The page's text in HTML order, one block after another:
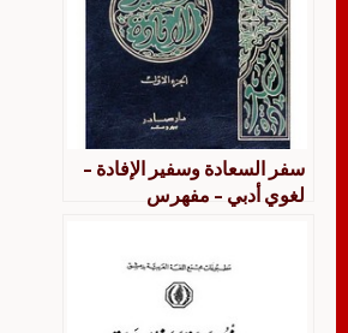
سفر السعادة وسفير الإفادة –
لغوي أدبي – مفهرس